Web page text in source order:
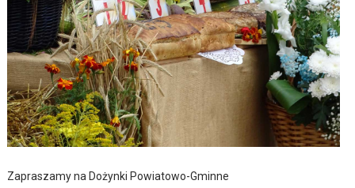
Zapraszamy na Dożynki Powiatowo-Gminne